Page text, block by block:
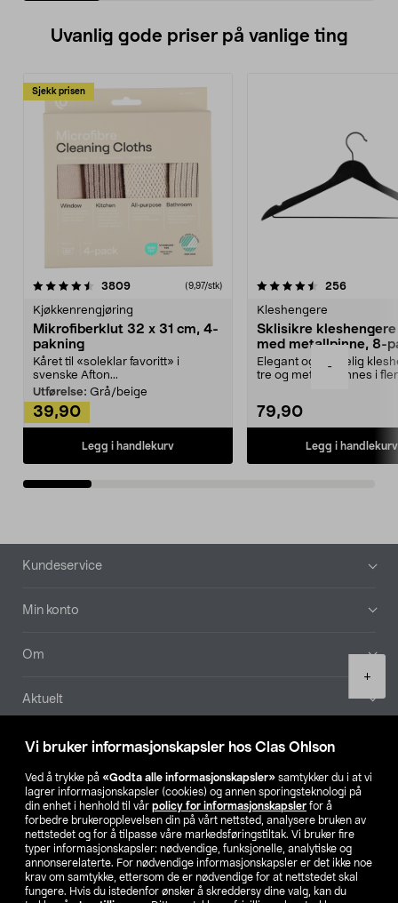
Vi bruker informasjonskapsler hos Clas Ohlson
Ved å trykke på «Godta alle informasjonskapsler» samtykker du i at vi
lagrer informasjonskapsler (cookies) og annen sporingsteknologi på
din enhet i henhold til vår policy for informasjonskapsler for å
forbedre brukeropplevelsen din på vårt nettsted, analysere bruken av
nettstedet og for å tilpasse våre markedsføringstiltak. Vi bruker fire
typer informasjonskapsler: nødvendige, funksjonelle, analytiske og
annonserelaterte. For nødvendige informasjonskapsler er det ikke noe
krav om samtykke, ettersom de er nødvendige for at nettstedet skal
fungere. Hvis du istedenfor ønsker å skreddersy dine valg, kan du
-
+
Uvanlig gode priser på vanlige ting
Sjekk prisen
3809anmeldelser(9,97/stk)
Kjøkkenrengjøring
Mikrofiberklut 32 x 31 cm, 4-
pakning
Kåret til «soleklar favoritt» i
svenske Afton...
Utførelse: Grå/beige
39,90
Legg i handlekurv
4.5av 5 stjerner 256
Kleshengere
Sklisikre
med metallpinne, 8-
Elegant og skikkelig
tre og metall – finnes i
79,90
Legg i handlekurv
4.5av 5 stjerner
Bunntekst
Kundeservice
Min konto
Om
Aktuelt
Våre selskaper
Finn din butikk
SE NO FI